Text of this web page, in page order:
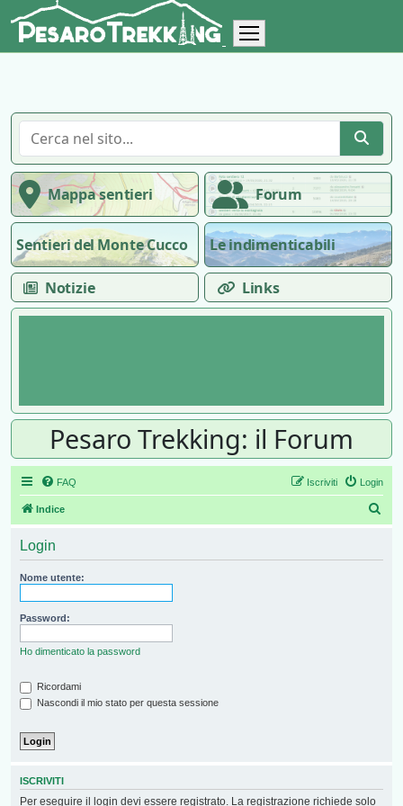
Pesaro Trekking: il Forum
FAQ Login
Iscriviti
Indice
Login
Nome utente:
Password:
Ho dimenticato la password
Ricordami
Nascondi il mio stato per questa sessione
ISCRIVITI
Per eseguire il login devi essere registrato. La registrazione richiede solo
Mappa sentieri Forum
Sentieri del Monte Cucco Le indimenticabili
Notizie Links